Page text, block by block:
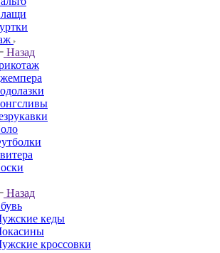
Назад
Назад
кеды
кроссовки